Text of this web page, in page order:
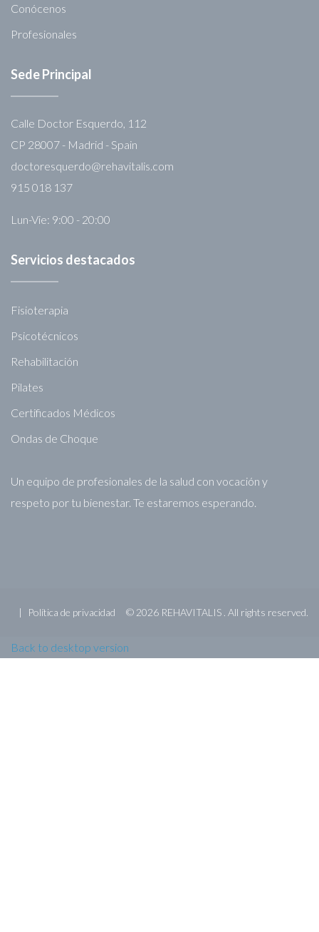
Conócenos
Profesionales
Sede Principal
Calle Doctor Esquerdo, 112
CP 28007 - Madrid - Spain
doctoresquerdo@rehavitalis.com
915 018 137
Lun-Vie: 9:00 - 20:00
Servicios destacados
Fisioterapia
Psicotécnicos
Rehabilitación
Pilates
Certificados Médicos
Ondas de Choque
Un equipo de profesionales de la salud con vocación y
respeto por tu bienestar. Te estaremos esperando.
Política de privacidad © 2026 REHAVITALIS . All rights reserved.
Back to desktop version